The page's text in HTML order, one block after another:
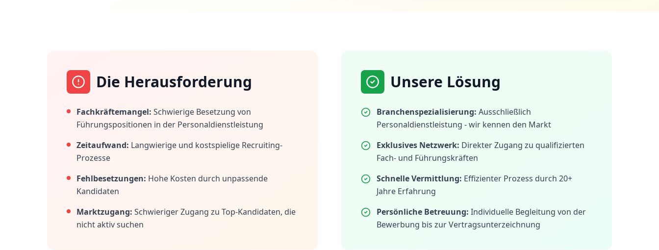
Die Herausforderung
Fachkräftemangel: Schwierige Besetzung von
Führungspositionen in der Personaldienstleistung
Zeitaufwand: Langwierige und kostspielige Recruiting-
Prozesse
Fehlbesetzungen: Hohe Kosten durch unpassende
Kandidaten
Marktzugang: Schwieriger Zugang zu Top-Kandidaten, die
nicht aktiv suchen
Unsere Lösung
Branchenspezialisierung: Ausschließlich
Personaldienstleistung - wir kennen den Markt
Exklusives Netzwerk: Direkter Zugang zu qualifizierten
Fach- und Führungskräften
Schnelle Vermittlung: Effizienter Prozess durch 20+
Jahre Erfahrung
Persönliche Betreuung: Individuelle Begleitung von der
Bewerbung bis zur Vertragsunterzeichnung